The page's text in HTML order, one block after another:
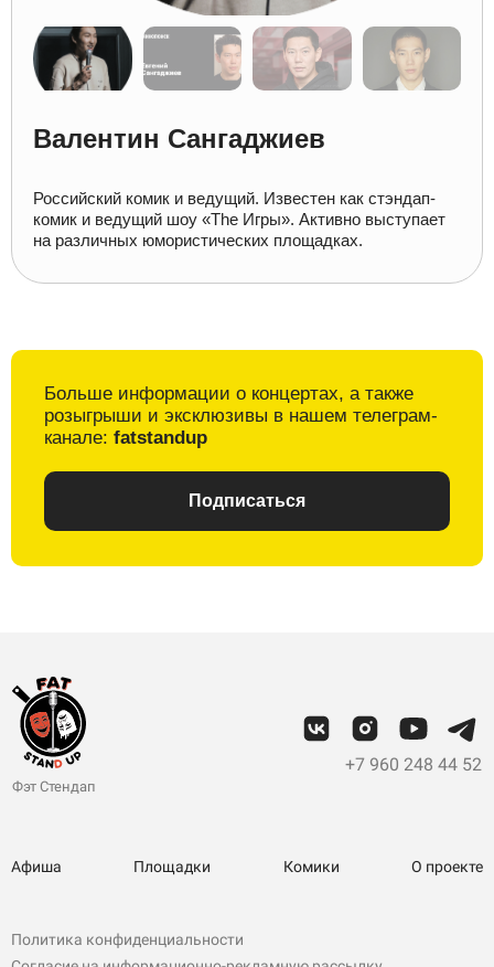
Валентин Сангаджиев
Российский комик и ведущий. Известен как стэндап-
комик и ведущий шоу «The Игры». Активно выступает
на различных юмористических площадках.
Больше информации о концертах, а также
розыгрыши и эксклюзивы в нашем телеграм-
канале: fatstandup
Подписаться
Фэт Стендап
+7 960 248 44 52
Афиша Площадки Комики О проекте
Политика конфиденциальности